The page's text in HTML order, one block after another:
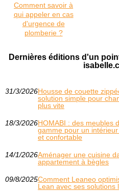
Comment savoir à
qui appeler en cas
d'urgence de
plomberie ?
Dernières éditions d'un
31/3/2026Housse de couette
solution simple pour
plus vite
18/3/2026HOMABI : des meubles
gamme pour un
et confortable
14/1/2026Aménager une cuisine
appartement à bègles
09/8/2025Comment Leaneo
Lean avec ses solutions